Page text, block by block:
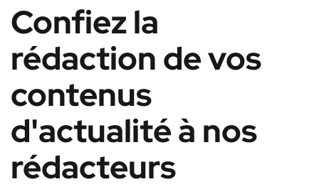
Confiez la
rédaction de vos
contenus
d'actualité à nos
rédacteurs